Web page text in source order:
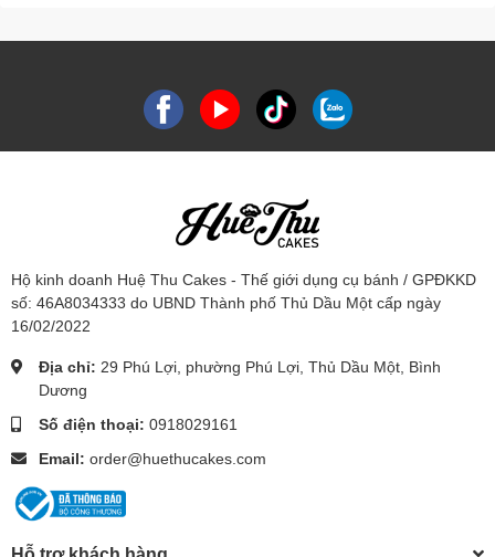
Hộ kinh doanh Huệ Thu Cakes - Thế giới dụng cụ bánh / GPĐKKD
số: 46A8034333 do UBND Thành phố Thủ Dầu Một cấp ngày
16/02/2022
Địa chỉ: 29 Phú Lợi, phường Phú Lợi, Thủ Dầu Một, Bình
Dương
Số điện thoại: 0918029161
Email: order@huethucakes.com